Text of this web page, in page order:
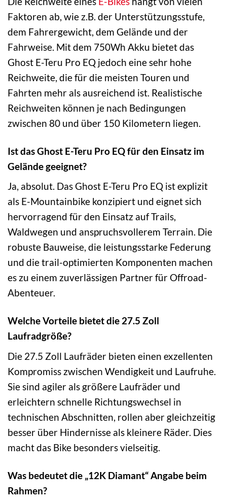
Faktoren ab, wie z.B. der Unterstützungsstufe,
dem Fahrergewicht, dem Gelände und der
Fahrweise. Mit dem 750Wh Akku bietet das
Ghost E-Teru Pro EQ jedoch eine sehr hohe
Reichweite, die für die meisten Touren und
Fahrten mehr als ausreichend ist. Realistische
Reichweiten können je nach Bedingungen
zwischen 80 und über 150 Kilometern liegen.
Ist das Ghost E-Teru Pro EQ für den Einsatz im
Gelände geeignet?
Ja, absolut. Das Ghost E-Teru Pro EQ ist explizit
als E-Mountainbike konzipiert und eignet sich
hervorragend für den Einsatz auf Trails,
Waldwegen und anspruchsvollerem Terrain. Die
robuste Bauweise, die leistungsstarke Federung
und die trail-optimierten Komponenten machen
es zu einem zuverlässigen Partner für Offroad-
Abenteuer.
Welche Vorteile bietet die 27.5 Zoll
Laufradgröße?
Die 27.5 Zoll Laufräder bieten einen exzellenten
Kompromiss zwischen Wendigkeit und Laufruhe.
Sie sind agiler als größere Laufräder und
erleichtern schnelle Richtungswechsel in
technischen Abschnitten, rollen aber gleichzeitig
besser über Hindernisse als kleinere Räder. Dies
macht das Bike besonders vielseitig.
Was bedeutet die „12K Diamant“ Angabe beim
Rahmen?